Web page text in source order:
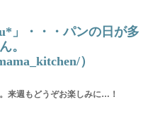
」・・・パンの日が多
。
）
来週もどうぞお楽しみに…！